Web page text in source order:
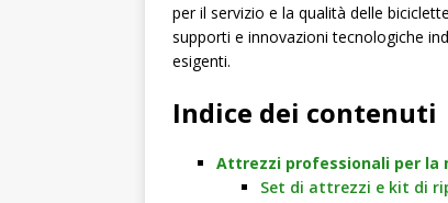
per il servizio e la qualità delle
supporti e innovazioni tecnologiche
esigenti.
Indice dei contenuti
Attrezzi professionali per la
Set di attrezzi e kit di